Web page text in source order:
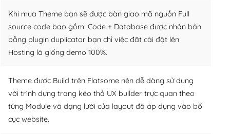
Khi mua Theme bạn sẽ được bàn giao mã nguồn Full
source code bao gồm: Code + Database được nhân bản
bằng plugin duplicator bạn chỉ việc đăt cài đặt lên
Hosting là giống demo 100%.
Theme được Build trên Flatsome nên dễ dàng sử dụng
với trình dựng trang kéo thả UX builder trực quan theo
từng Module và dạng lưới của layout đã áp dụng vào bố
cục website.